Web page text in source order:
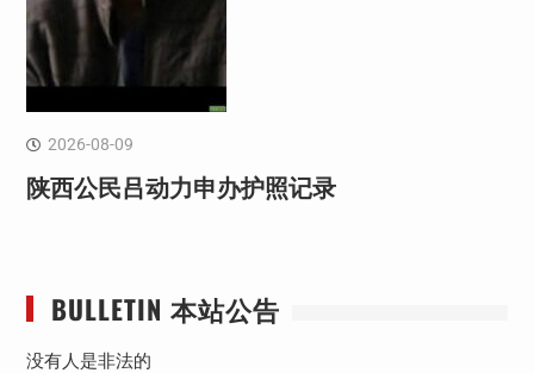
2026-08-09
陕西公民吕动力申办护照记录
BULLETIN 本站公告
没有人是非法的